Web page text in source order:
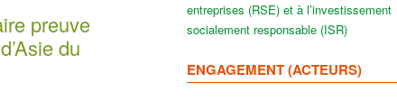
preuve
du
entreprises (RSE) et à l’investissement
socialement responsable (ISR)
ENGAGEMENT (ACTEURS)